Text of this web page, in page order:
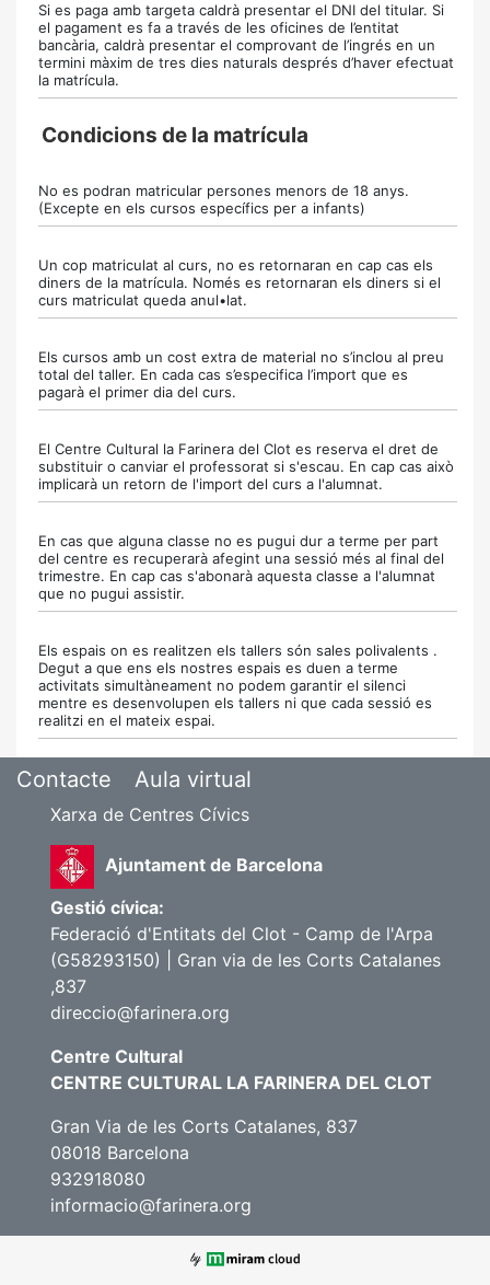
Si es paga amb targeta caldrà presentar el DNI del titular. Si
el pagament es fa a través de les oficines de l’entitat
bancària, caldrà presentar el comprovant de l’ingrés en un
termini màxim de tres dies naturals després d’haver efectuat
la matrícula.
Condicions de la matrícula
No es podran matricular persones menors de 18 anys.
(Excepte en els cursos específics per a infants)
Un cop matriculat al curs, no es retornaran en cap cas els
diners de la matrícula. Només es retornaran els diners si el
curs matriculat queda anul•lat.
Els cursos amb un cost extra de material no s’inclou al preu
total del taller. En cada cas s’especifica l’import que es
pagarà el primer dia del curs.
El Centre Cultural la Farinera del Clot es reserva el dret de
substituir o canviar el professorat si s'escau. En cap cas això
implicarà un retorn de l'import del curs a l'alumnat.
En cas que alguna classe no es pugui dur a terme per part
del centre es recuperarà afegint una sessió més al final del
trimestre. En cap cas s'abonarà aquesta classe a l'alumnat
que no pugui assistir.
Els espais on es realitzen els tallers són sales polivalents .
Degut a que ens els nostres espais es duen a terme
activitats simultàneament no podem garantir el silenci
mentre es desenvolupen els tallers ni que cada sessió es
realitzi en el mateix espai.
Contacte Aula virtual
Xarxa de Centres Cívics
Ajuntament de Barcelona
Gestió cívica:
Federació d'Entitats del Clot - Camp de l'Arpa
(G58293150) | Gran via de les Corts Catalanes
,837
direccio@farinera.org
Centre Cultural
CENTRE CULTURAL LA FARINERA DEL CLOT
Gran Via de les Corts Catalanes, 837
08018 Barcelona
932918080
informacio@farinera.org